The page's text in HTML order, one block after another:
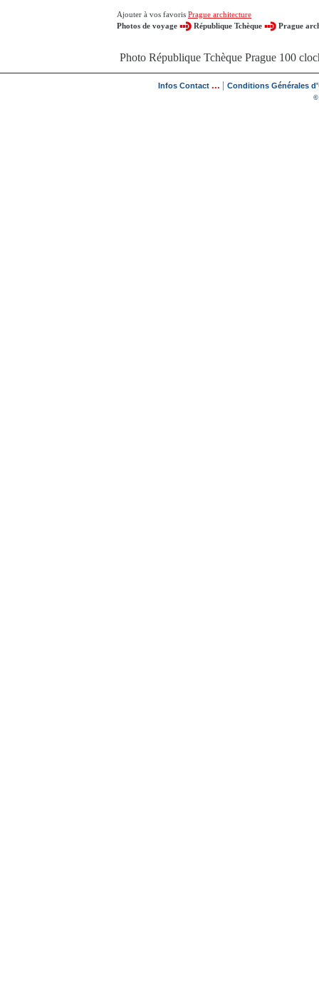
Ajouter à vos favoris Prague architecture
Photos de voyage
République Tchèque Prague
Photo République Tchèque Prague 100
Infos Contact ... Conditions Générales
©